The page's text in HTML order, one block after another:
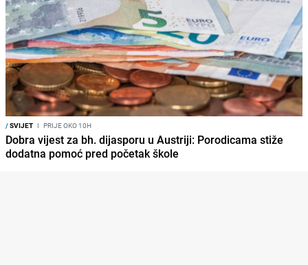
/SVIJET I PRIJE OKO 10H
Dobra vijest za bh. dijasporu u Austriji: Porodicama stiže
dodatna pomoć pred početak škole